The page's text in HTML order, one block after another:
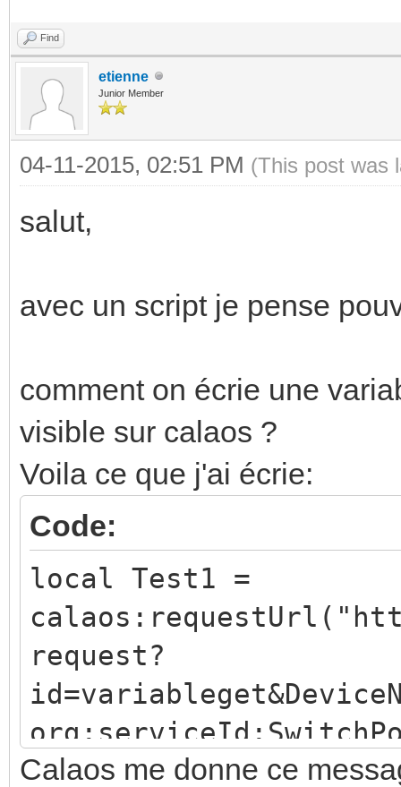
Find
etienne
Junior Member
04-11-2015, 02:51 PM (This post was
salut,
avec un script je pense
comment on écrie une
visible sur calaos ?
Voila ce que j'ai écrie:
Code:
local Test1 =
request?
Calaos me donne ce